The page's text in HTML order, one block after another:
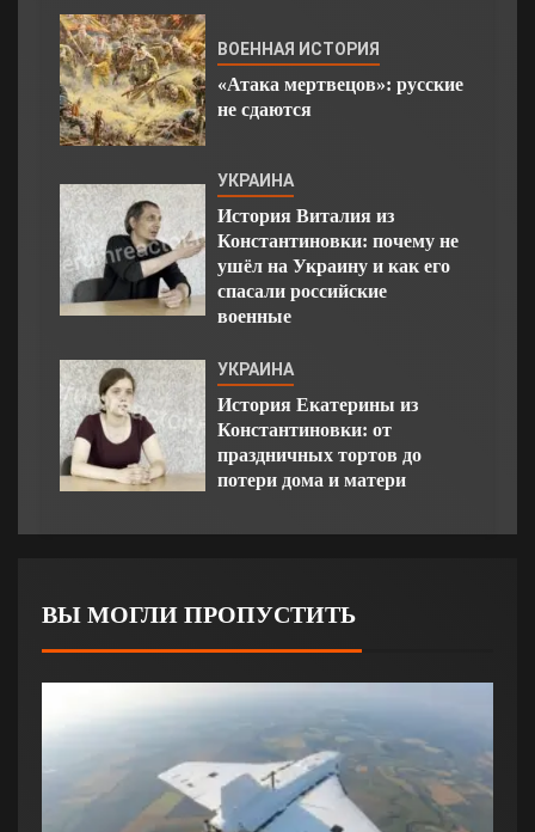
ВОЕННАЯ ИСТОРИЯ
«Атака мертвецов»: русские
не сдаются
УКРАИНА
История Виталия из
Константиновки: почему не
ушёл на Украину и как его
спасали российские
военные
УКРАИНА
История Екатерины из
Константиновки: от
праздничных тортов до
потери дома и матери
ВЫ МОГЛИ ПРОПУСТИТЬ